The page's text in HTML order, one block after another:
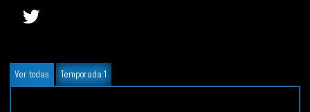
Ver todas Temporada 1